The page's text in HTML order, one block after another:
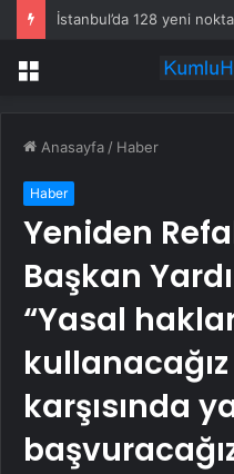
İstanbul’da 128 yeni
Menü
Anasayfa / Haber
Haber
Yeniden
Başkan
“Yasal
karşısında